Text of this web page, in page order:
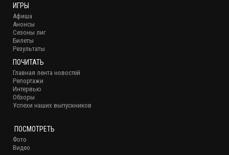
ИГРЫ
Афиша
Анонсы
Сезоны лиг
Билеты
Результаты
ПОЧИТАТЬ
Главная лента новостей
Репортажи
Интервью
Обзоры
Успехи наших выпускников
ПОСМОТРЕТЬ
Фото
Видео